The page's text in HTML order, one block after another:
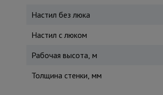
Настил без люка
Настил с люком
Рабочая высота, м
Толщина стенки, мм